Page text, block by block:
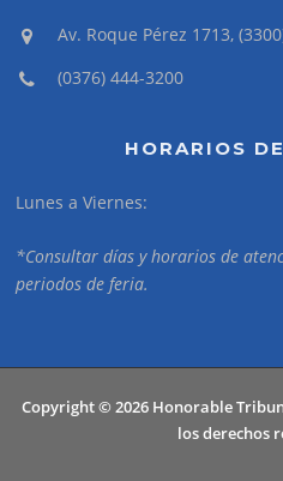
Av. Roque Pérez 1713,
(0376) 444-3200
HORARIOS
Lunes a Viernes:
*Consultar días y horarios de
periodos de feria.
Copyright © 2026 Honorable
los derechos